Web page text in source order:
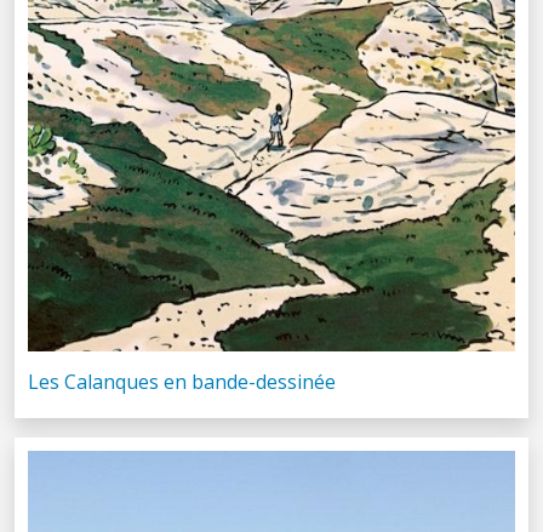
Les Calanques en bande-dessinée